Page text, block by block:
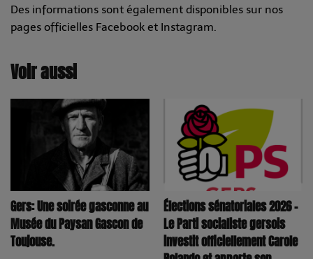
Des informations sont également disponibles sur nos
pages officielles Facebook et Instagram.
Voir aussi
Gers: Une soirée gasconne au
Musée du Paysan Gascon de
Toujouse.
Élections sénatoriales 2026 –
Le Parti socialiste gersois
investit officiellement Carole